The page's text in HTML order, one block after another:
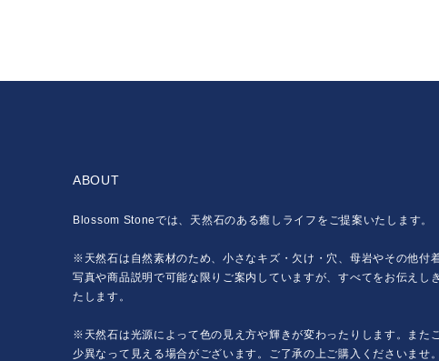
ABOUT
Blossom Stoneでは、天然石のある癒しライフをご提案いたします。
※天然石は自然素材のため、小さなキズ・欠け・穴、母岩やその他付
写真や商品説明で可能な限りご案内していますが、すべてをお伝えし
たします。
※天然石は光源によって色の見え方や輝きが変わったりします。また
少異なって見える場合がございます。ご了承の上ご購入くださいませ。